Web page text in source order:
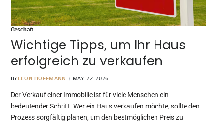
Geschaft
Wichtige Tipps, um Ihr Haus
erfolgreich zu verkaufen
BY LEON HOFFMANN MAY 22, 2026
Der Verkauf einer Immobilie ist für viele Menschen ein
bedeutender Schritt. Wer ein Haus verkaufen möchte, sollte den
Prozess sorgfältig planen, um den bestmöglichen Preis zu